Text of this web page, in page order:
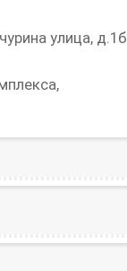
улица, д.1б